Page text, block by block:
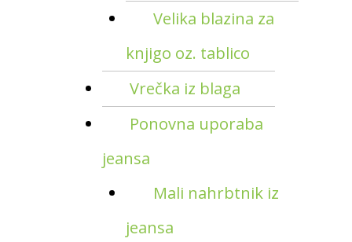
Velika blazina za
knjigo oz. tablico
Vrečka iz blaga
Ponovna uporaba
jeansa
Mali nahrbtnik iz
jeansa